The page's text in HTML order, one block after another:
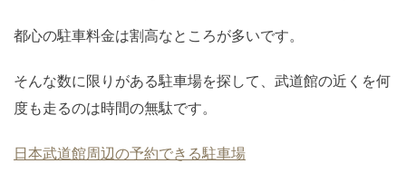
都心の駐車料金は割高なところが多いです。
そんな数に限りがある駐車場を探して、武道館の近くを何
度も走るのは時間の無駄です。
日本武道館周辺の予約できる駐車場